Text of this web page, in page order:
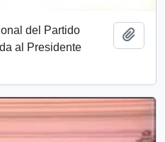
del Partido
al Presidente